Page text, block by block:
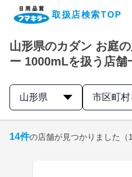
取扱店検索TOP
企業・IR情報サイト
製品情報サイト
山形県のカダン お庭
ー 1000mLを扱う店舗
山形県 市区町
14件の店舗が見つかりました